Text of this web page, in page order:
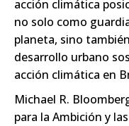
acción climática
no solo como
planeta, sino
desarrollo urbano
acción climática en
Michael R.
para la Ambición y